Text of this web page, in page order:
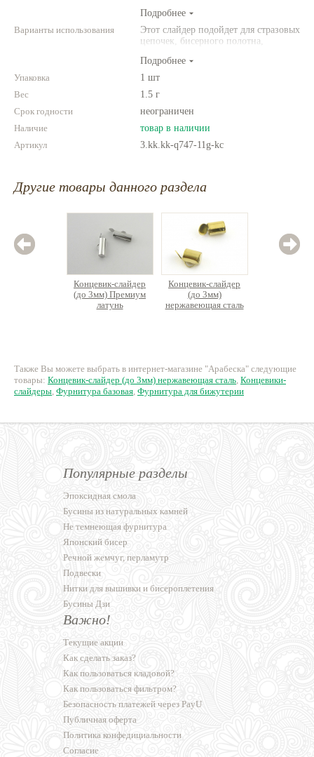
американского производства).
Подробнее
Варианты использования
Этот слайдер подойдет для стразовых
цепочек, бисерного полотна,
колье на тросике или нитке с
кримпом на конце. Можно сделать
браслет или чокер
Подробнее
Упаковка
1 шт
Вес
1.5 г
Срок годности
неограничен
Наличие
товар в наличии
Артикул
3.kk.kk-q747-11g-kc
Другие товары данного раздела
Концевик-слайдер
(до 3мм) Премиум
латунь
Концевик-слайдер
(до 3мм)
нержавеющая сталь
Также Вы можете выбрать в интернет-магазине "Арабеска" следующие
товары: Концевик-слайдер (до 3мм) нержавеющая сталь, Концевики-
слайдеры, Фурнитура базовая, Фурнитура для бижутерии
Популярные разделы
Эпоксидная смола
Бусины из натуральных камней
Не темнеющая фурнитура
Японский бисер
Речной жемчуг, перламутр
Подвески
Нитки для вышивки и бисероплетения
Бусины Дзи
Важно!
Текущие акции
Как сделать заказ?
Как пользоваться кладовой?
Как пользоваться фильтром?
Безопасность платежей через PayU
Публичная оферта
Политика конфедициальности
Согласие